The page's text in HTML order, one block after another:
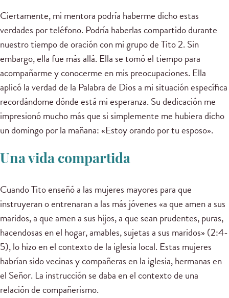
Ciertamente, mi mentora podría haberme dicho estas
verdades por teléfono. Podría haberlas compartido durante
nuestro tiempo de oración con mi grupo de Tito 2. Sin
embargo, ella fue más allá. Ella se tomó el tiempo para
acompañarme y conocerme en mis preocupaciones. Ella
aplicó la verdad de la Palabra de Dios a mi situación específica
recordándome dónde está mi esperanza. Su dedicación me
impresionó mucho más que si simplemente me hubiera dicho
un domingo por la mañana: «Estoy orando por tu esposo».
Una vida compartida
Cuando Tito enseñó a las mujeres mayores para que
instruyeran o entrenaran a las más jóvenes «a que amen a sus
maridos, a que amen a sus hijos, a que sean prudentes, puras,
hacendosas en el hogar, amables, sujetas a sus maridos» (2:4-
5), lo hizo en el contexto de la iglesia local. Estas mujeres
habrían sido vecinas y compañeras en la iglesia, hermanas en
el Señor. La instrucción se daba en el contexto de una
relación de compañerismo.